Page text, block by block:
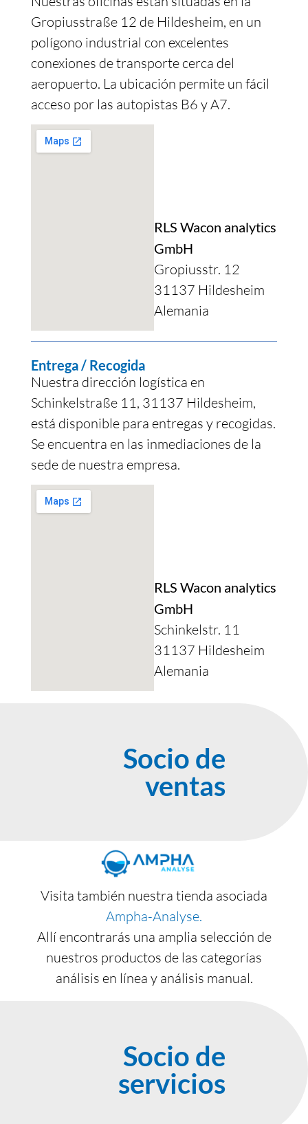
Gropiusstraße 12 de Hildesheim, en un
polígono industrial con excelentes
conexiones de transporte cerca del
aeropuerto. La ubicación permite un fácil
acceso por las autopistas B6 y A7.
RLS Wacon analytics
GmbH
Gropiusstr. 12
31137 Hildesheim
Alemania
Entrega / Recogida
Nuestra dirección logística en
Schinkelstraße 11, 31137 Hildesheim,
está disponible para entregas y recogidas.
Se encuentra en las inmediaciones de la
sede de nuestra empresa.
RLS Wacon analytics
GmbH
Schinkelstr. 11
31137 Hildesheim
Alemania
Socio de
ventas
Visita también nuestra tienda asociada
Ampha-Analyse.
Allí encontrarás una amplia selección de
nuestros productos de las categorías
análisis en línea y análisis manual.
Socio de
servicios